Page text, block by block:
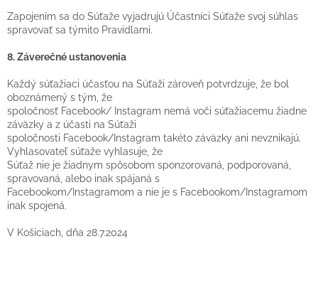
Zapojením sa do Súťaže vyjadrujú Účastníci Súťaže svoj súhlas
spravovať sa týmito Pravidlami.
8. Záverečné ustanovenia
Každý súťažiaci účasťou na Súťaži zároveň potvrdzuje, že bol
oboznámený s tým, že
spoločnosť Facebook/ Instagram nemá voči súťažiacemu žiadne
záväzky a z účasti na Súťaži
spoločnosti Facebook/Instagram takéto záväzky ani nevznikajú.
Vyhlasovateľ súťaže vyhlasuje, že
Súťaž nie je žiadnym spôsobom sponzorovaná, podporovaná,
spravovaná, alebo inak spájaná s
Facebookom/Instagramom a nie je s Facebookom/Instagramom
inak spojená.
V Košiciach, dňa 28.7.2024